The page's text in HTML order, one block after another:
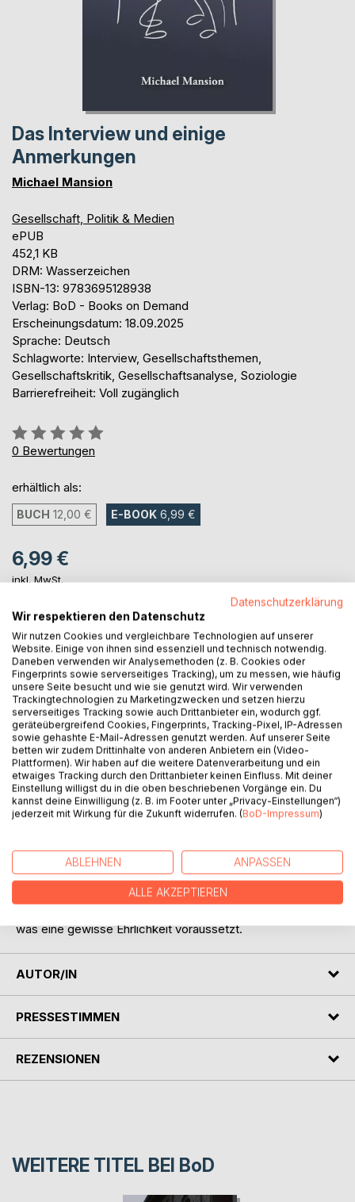
Das Interview und einige
Anmerkungen
Michael Mansion
Gesellschaft, Politik & Medien
ePUB
452,1 KB
DRM: Wasserzeichen
ISBN-13: 9783695128938
Verlag: BoD - Books on Demand
Erscheinungsdatum: 18.09.2025
Sprache: Deutsch
Schlagworte: Interview, Gesellschaftsthemen,
Gesellschaftskritik, Gesellschaftsanalyse, Soziologie
Barrierefreiheit: Voll zugänglich
Bewertung::
0%
0 Bewertungen
erhältlich als:
BUCH 12,00 € E-BOOK 6,99 €
6,99 €
inkl. MwSt.
IN DEN WARENKORB
Auf die Merkliste
Titel bewerten
Das Interview ist eine journalistische Disziplin,
die dem jeweiligen Gegenüber etwas entlocken will.
was eine gewisse Ehrlichkeit voraussetzt.
AUTOR/IN
PRESSESTIMMEN
REZENSIONEN
WEITERE TITEL BEI BoD
Datenschutzerklärung
Wir respektieren den Datenschutz
Wir nutzen Cookies und vergleichbare Technologien auf unserer
Website. Einige von ihnen sind essenziell und technisch notwendig.
Daneben verwenden wir Analysemethoden (z. B. Cookies oder
Fingerprints sowie serverseitiges Tracking), um zu messen, wie häufig
unsere Seite besucht und wie sie genutzt wird. Wir verwenden
Trackingtechnologien zu Marketingzwecken und setzen hierzu
serverseitiges Tracking sowie auch Drittanbieter ein, wodurch ggf.
geräteübergreifend Cookies, Fingerprints, Tracking-Pixel, IP-Adressen
sowie gehashte E-Mail-Adressen genutzt werden. Auf unserer Seite
betten wir zudem Drittinhalte von anderen Anbietern ein (Video-
Plattformen). Wir haben auf die weitere Datenverarbeitung und ein
etwaiges Tracking durch den Drittanbieter keinen Einfluss. Mit deiner
Einstellung willigst du in die oben beschriebenen Vorgänge ein. Du
kannst deine Einwilligung (z. B. im Footer unter „Privacy-Einstellungen“)
jederzeit mit Wirkung für die Zukunft widerrufen. (BoD-Impressum)
ABLEHNEN ANPASSEN
ALLE AKZEPTIEREN